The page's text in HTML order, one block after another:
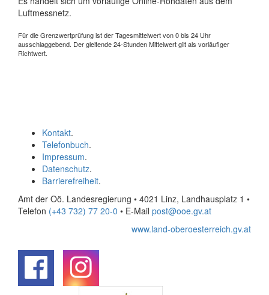
Luftmessnetz.
Für die Grenzwertprüfung ist der Tagesmittelwert von 0 bis 24 Uhr
ausschlaggebend. Der gleitende 24-Stunden Mittelwert gilt als vorläufiger
Richtwert.
Kontakt.
Telefonbuch.
Impressum.
Datenschutz.
Barrierefreiheit.
Amt der Oö. Landesregierung • 4021 Linz, Landhausplatz 1 •
Telefon (+43 732) 77 20-0 • E-Mail post@ooe.gv.at
www.land-oberoesterreich.gv.at